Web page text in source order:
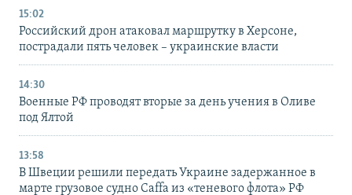
15:02
Российский дрон атаковал маршрутку в Херсоне,
пострадали пять человек – украинские власти
14:30
Военные РФ проводят вторые за день учения в Оливе
под Ялтой
13:58
В Швеции решили передать Украине задержанное в
марте грузовое судно Caffa из «теневого флота» РФ